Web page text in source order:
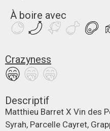
À boire avec
Crazyness
Descriptif
Matthieu Barret X Vin des
Syrah, Parcelle Cayret,